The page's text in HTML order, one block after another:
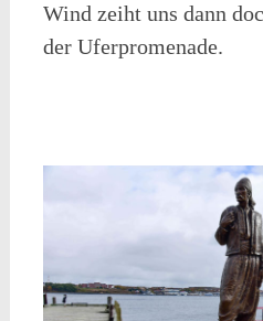
Wind zeiht uns dann
der Uferpromenade.